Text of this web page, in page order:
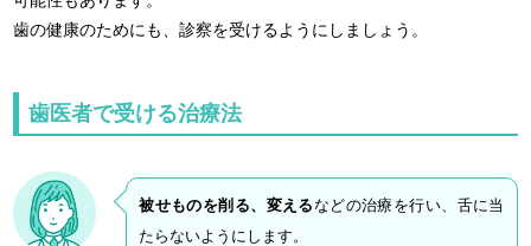
歯の健康のためにも、診察を受けるようにしましょう。
歯医者で受ける治療法
被せものを削る、変えるなどの治療を行い、舌に当
たらないようにします。